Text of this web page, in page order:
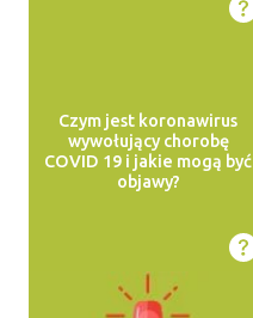
Czym jest koronawirus
wywołujący chorobę
COVID 19 i jakie mogą być
objawy?